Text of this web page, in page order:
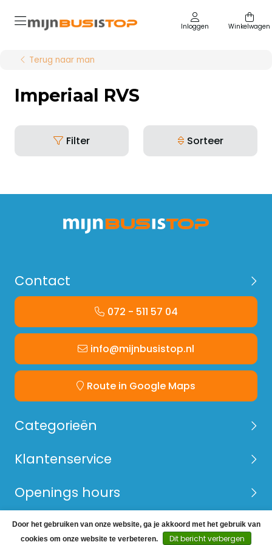
Inloggen Winkelwagen
Terug naar man
Imperiaal RVS
Filter Sorteer
Contact
072 - 511 57 04
info@mijnbusistop.nl
Route in Google Maps
Categorieën
Klantenservice
Openings hours
© Copyright 2026 Mijn Bus is Top -Webshop laten
Door het gebruiken van onze website, ga je akkoord met het gebruik van
cookies om onze website te verbeteren.
Dit bericht verbergen